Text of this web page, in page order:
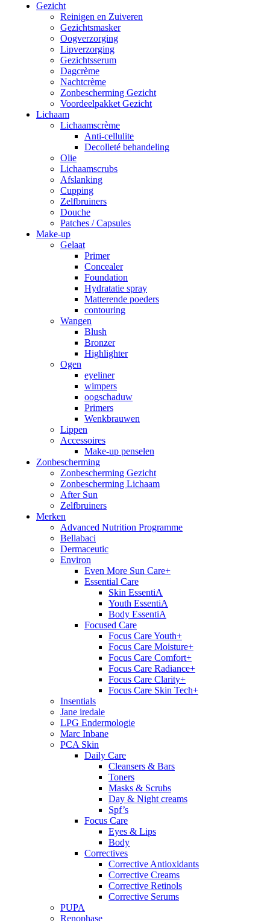
Gezicht
Reinigen en Zuiveren
Gezichtsmasker
Oogverzorging
Lipverzorging
Gezichtsserum
Dagcrème
Nachtcrème
Zonbescherming Gezicht
Voordeelpakket Gezicht
Lichaam
Lichaamscrème
Anti-cellulite
Decolleté behandeling
Olie
Lichaamscrubs
Afslanking
Cupping
Zelfbruiners
Douche
Patches / Capsules
Make-up
Gelaat
Primer
Concealer
Foundation
Hydratatie spray
Matterende poeders
contouring
Wangen
Blush
Bronzer
Highlighter
Ogen
eyeliner
wimpers
oogschaduw
Primers
Wenkbrauwen
Lippen
Accessoires
Make-up penselen
Zonbescherming
Zonbescherming Gezicht
Zonbescherming Lichaam
After Sun
Zelfbruiners
Merken
Advanced Nutrition Programme
Bellabaci
Dermaceutic
Environ
Even More Sun Care+
Essential Care
Skin EssentiA
Youth EssentiA
Body EssentiA
Focused Care
Focus Care Youth+
Focus Care Moisture+
Focus Care Comfort+
Focus Care Radiance+
Focus Care Clarity+
Focus Care Skin Tech+
Insentials
Jane iredale
LPG Endermologie
Marc Inbane
PCA Skin
Daily Care
Cleansers & Bars
Toners
Masks & Scrubs
Day & Night creams
Spf’s
Focus Care
Eyes & Lips
Body
Correctives
Corrective Antioxidants
Corrective Creams
Corrective Retinols
Corrective Serums
PUPA
Renophase